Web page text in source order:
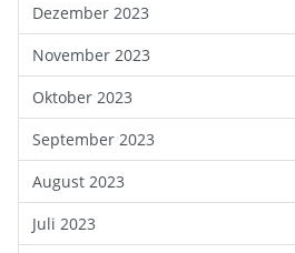
Dezember 2023
November 2023
Oktober 2023
September 2023
August 2023
Juli 2023